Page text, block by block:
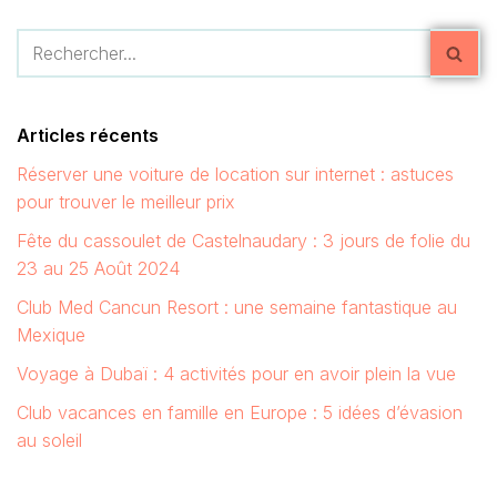
Articles récents
Réserver une voiture de location sur internet : astuces
pour trouver le meilleur prix
Fête du cassoulet de Castelnaudary : 3 jours de folie du
23 au 25 Août 2024
Club Med Cancun Resort : une semaine fantastique au
Mexique
Voyage à Dubaï : 4 activités pour en avoir plein la vue
Club vacances en famille en Europe : 5 idées d’évasion
au soleil